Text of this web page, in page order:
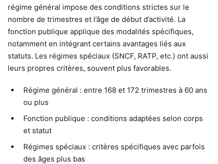
régime général impose des conditions strictes sur le
nombre de trimestres et l’âge de début d’activité. La
fonction publique applique des modalités spécifiques,
notamment en intégrant certains avantages liés aux
statuts. Les régimes spéciaux (SNCF, RATP, etc.) ont aussi
leurs propres critères, souvent plus favorables.
Régime général : entre 168 et 172 trimestres à 60 ans
ou plus
Fonction publique : conditions adaptées selon corps
et statut
Régimes spéciaux : critères spécifiques avec parfois
des âges plus bas